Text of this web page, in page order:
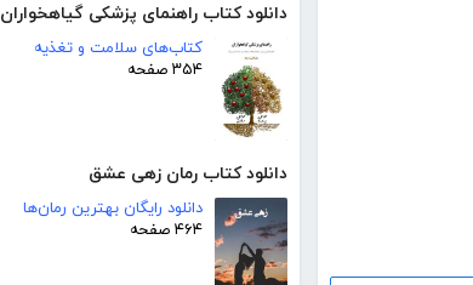
دانلود کتاب راهنمای پزشکی گیاهخواران
کتاب‌های سلامت و تغذیه
۳۵۴ صفحه
دانلود کتاب رمان زهی عشق
دانلود رایگان بهترین رمان‌ها
۴۶۴ صفحه